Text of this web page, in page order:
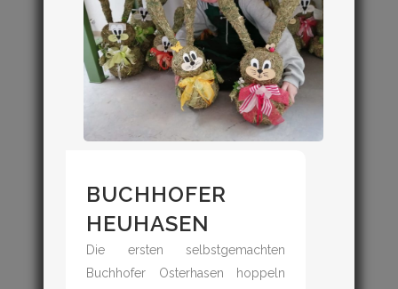
BUCHHOFER
HEUHASEN
Die ersten selbstgemachten
Buchhofer Osterhasen hoppeln